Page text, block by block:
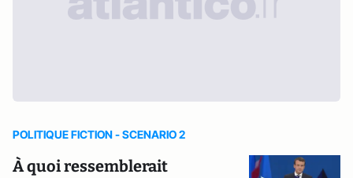
POLITIQUE FICTION - SCENARIO 2
À quoi ressemblerait